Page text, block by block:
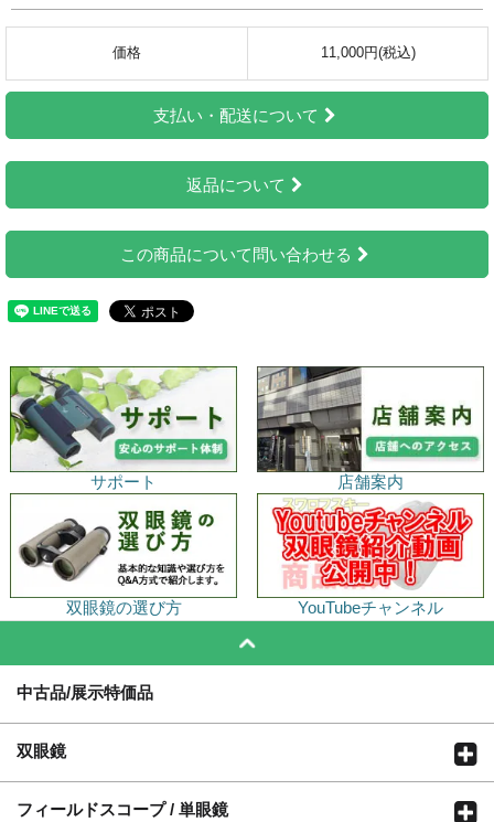
価格 11,000円(税込)
支払い・配送について
返品について
この商品について問い合わせる
サポート 店舗案内
双眼鏡の選び方 YouTubeチャンネル
中古品/展示特価品
双眼鏡
フィールドスコープ / 単眼鏡